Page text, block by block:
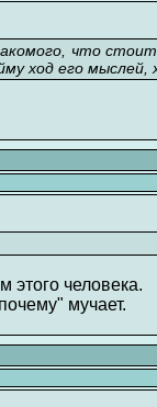
что
ход его мыслей,
этого человека.
мучает.